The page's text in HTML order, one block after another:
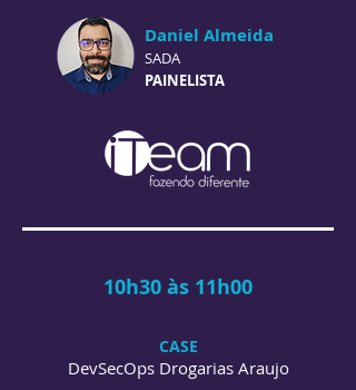
Daniel Almeida
SADA
PAINELISTA
10h30 às 11h00
CASE
DevSecOps Drogarias Araujo